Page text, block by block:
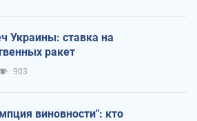
Украины: ставка на
ракет
903
виновности": кто